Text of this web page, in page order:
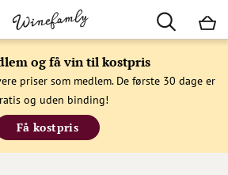
og få vin til kostpris
priser som medlem. De første 30 dage er
og uden binding!
Få kostpris